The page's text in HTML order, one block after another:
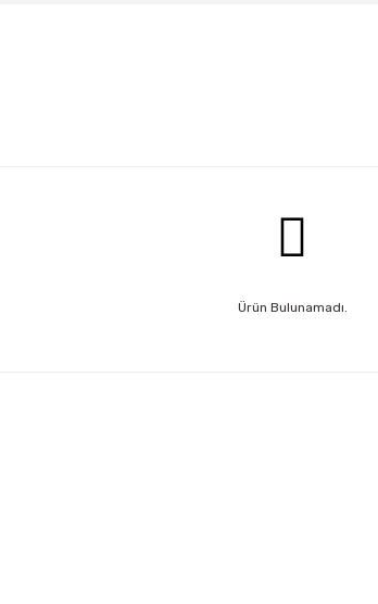
Ürün Bulunamadı.